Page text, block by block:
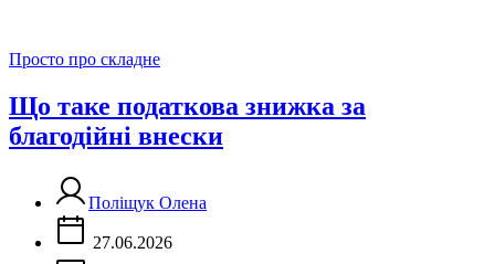
Категорії
Просто про складне
Що таке податкова знижка за
благодійні внески
Поліщук Олена
27.06.2026